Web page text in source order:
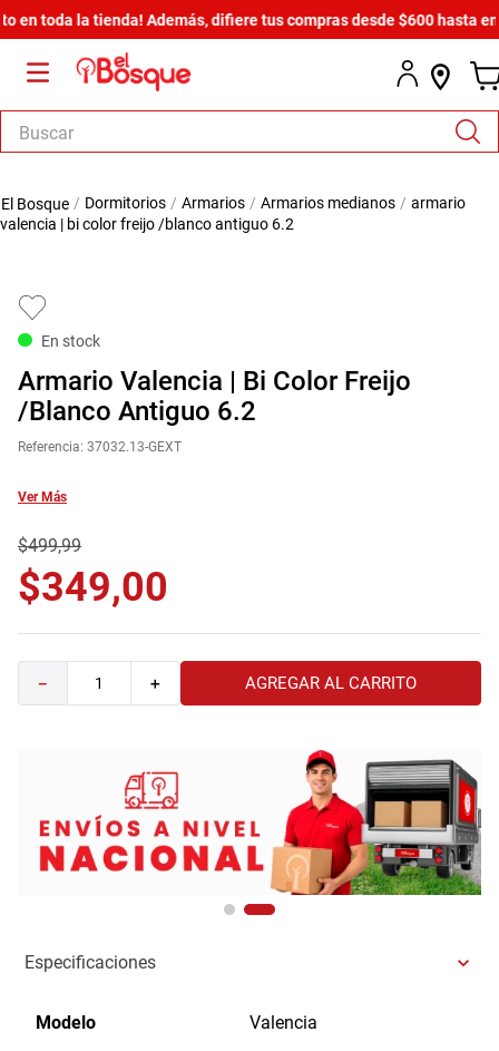
la tienda! Además, difiere tus compras desde $600 hasta en 12
Buscar
dormitorios armarios armarios medianos
armario
valencia | bi color freijo /blanco antiguo 6.2
En stock
Armario Valencia | Bi Color Freijo
/Blanco Antiguo 6.2
Referencia: 37032.13-GEXT
Ver Más
$499,99
$349,00
＋
－ AGREGAR AL CARRITO
Especificaciones
Modelo Valencia
1.
salas
.
zapatera
6.
cama
7.
comoda
10
camas